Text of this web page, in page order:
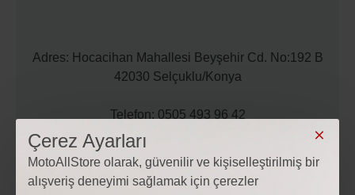
Çerez Ayarları
MotoAllStore olarak, güvenilir ve kişiselleştirilmiş bir
alışveriş deneyimi sağlamak için çerezler
Adres: Hocacihan Mahallesi Beyşehir Cd. No:192 B
42030 Selçuklu/Konya
Telefon: 0505 493 96 42
Mail: iletisim@motoallstore.com